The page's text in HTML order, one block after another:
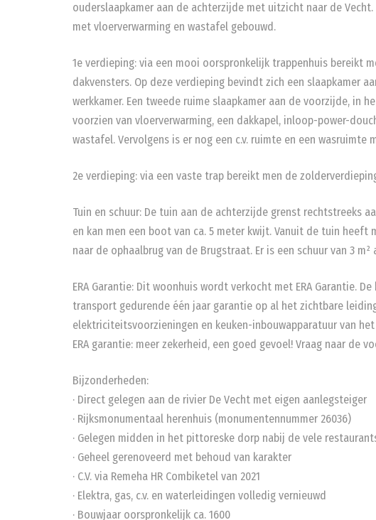
ouderslaapkamer aan de achterzijde met uitzicht naar de
met vloerverwarming en wastafel gebouwd.
1e verdieping: via een mooi oorspronkelijk trappenhuis bereikt
dakvensters. Op deze verdieping bevindt zich een slaapkamer
werkkamer. Een tweede ruime slaapkamer aan de voorzijde, in
voorzien van vloerverwarming, een dakkapel, inloop-power-
wastafel. Vervolgens is er nog een c.v. ruimte en een wasruimte
2e verdieping: via een vaste trap bereikt men de
Tuin en schuur: De tuin aan de achterzijde grenst rechtstreeks
en kan men een boot van ca. 5 meter kwijt. Vanuit de tuin
naar de ophaalbrug van de Brugstraat. Er is een schuur van 3 m²
ERA Garantie: Dit woonhuis wordt verkocht met ERA Garantie.
transport gedurende één jaar garantie op al het zichtbare
elektriciteitsvoorzieningen en keuken-inbouwapparatuur van
ERA garantie: meer zekerheid, een goed gevoel! Vraag naar de
Bijzonderheden:
· Direct gelegen aan de rivier De Vecht met eigen aanlegsteiger
· Rijksmonumentaal herenhuis (monumentennummer 26036)
· Gelegen midden in het pittoreske dorp nabij de vele
· Geheel gerenoveerd met behoud van karakter
· C.V. via Remeha HR Combiketel van 2021
· Elektra, gas, c.v. en waterleidingen volledig vernieuwd
· Bouwjaar oorspronkelijk ca. 1600